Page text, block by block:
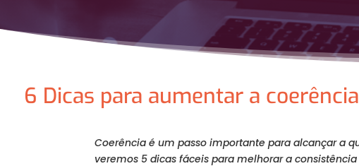
6 Dicas para aumentar a
Coerência é um passo importante para alcançar a
veremos 5 dicas fáceis para melhorar a